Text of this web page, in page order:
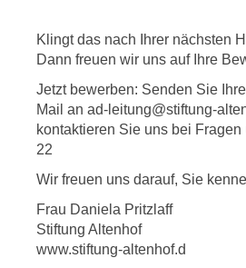
Klingt das nach Ihrer nächsten
Dann freuen wir uns auf Ihre
Jetzt bewerben: Senden Sie
Mail an ad-leitung@stiftung-
kontaktieren Sie uns bei Fragen
22
Wir freuen uns darauf, Sie
Frau Daniela Pritzlaff
Stiftung Altenhof
www.stiftung-altenhof.d